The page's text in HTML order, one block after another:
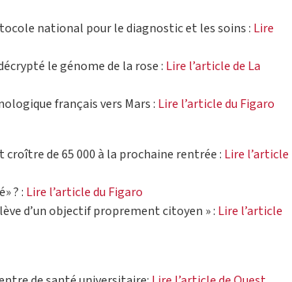
national pour le diagnostic et les soins : Lire
le génome de la rose : Lire l’article de La
français vers Mars : Lire l’article du Figaro
de 65 000 à la prochaine rentrée : Lire l’article
? : Lire l’article du Figaro
d’un objectif proprement citoyen » : Lire l’article